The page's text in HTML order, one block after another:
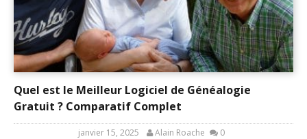
Quel est le Meilleur Logiciel de Généalogie
Gratuit ? Comparatif Complet
janvier 15, 2025 Alain Roache 0